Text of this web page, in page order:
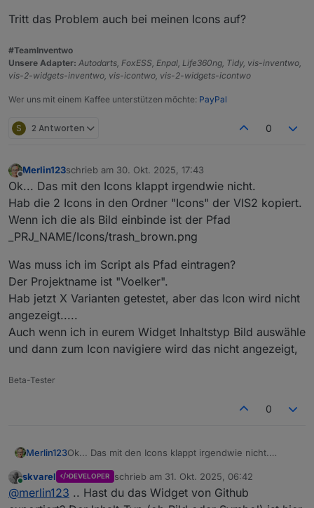
Tritt das Problem auch bei meinen Icons auf?
#TeamInventwo
Unsere Adapter: Autodarts, FoxESS, Enpal, Life360ng, Tidy, vis-inventwo,
vis-2-widgets-inventwo, vis-icontwo, vis-2-widgets-icontwo
Wer uns mit einem Kaffee unterstützen möchte: PayPal
S 2 Antworten 0
Offline
Merlin123schrieb am 30. Okt. 2025, 17:43
zuletzt editiert von
Ok... Das mit den Icons klappt irgendwie nicht.
Hab die 2 Icons in den Ordner "Icons" der VIS2 kopiert.
Wenn ich die als Bild einbinde ist der Pfad
_PRJ_NAME/Icons/trash_brown.png
Was muss ich im Script als Pfad eintragen?
Der Projektname ist "Voelker".
Hab jetzt X Varianten getestet, aber das Icon wird nicht
angezeigt.....
Auch wenn ich in eurem Widget Inhaltstyp Bild auswähle
und dann zum Icon navigiere wird das nicht angezeigt,
Beta-Tester
0
Merlin123Ok... Das mit den Icons klappt irgendwie nicht.
kopiert.
Wenn ich die als Bild einbinde ist der Pfad
_PRJ_NAME/Icons/trash_brown.png
Was muss ich im Script als Pfad eintragen?
Der Projektname ist "Voelker".
Online
skvarel DEVELOPER schrieb am 31. Okt. 2025, 06:42
zuletzt editiert von
@merlin123 .. Hast du das Widget von Github